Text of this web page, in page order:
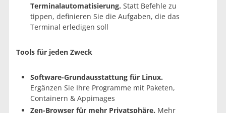
Terminalautomatisierung. Statt Befehle zu
tippen, definieren Sie die Aufgaben, die das
Terminal erledigen soll
Tools für jeden Zweck
Software-Grundausstattung für Linux.
Ergänzen Sie Ihre Programme mit Paketen,
Containern & Appimages
Zen-Browser für mehr Privatsphäre. Mehr